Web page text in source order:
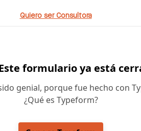
Quiero ser Consultora